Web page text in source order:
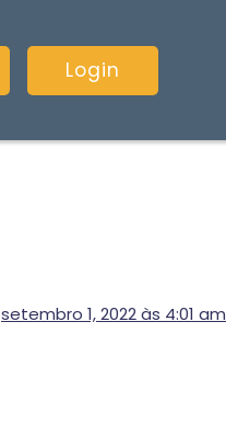
Login
setembro 1, 2022 às 4:01 am